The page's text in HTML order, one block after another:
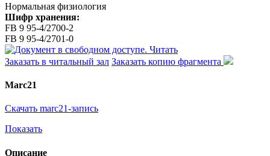
Нормальная физиология
Шифр хранения:
FB 9 95-4/2700-2
FB 9 95-4/2701-0
Читать
Заказать в читальный зал Заказать копию фрагмента
Marc21
Скачать marc21-запись
Показать
Описание